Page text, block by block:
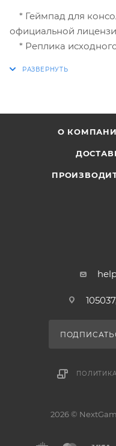
* Геймпад для
официальной
* Реплика
О
2026 ©